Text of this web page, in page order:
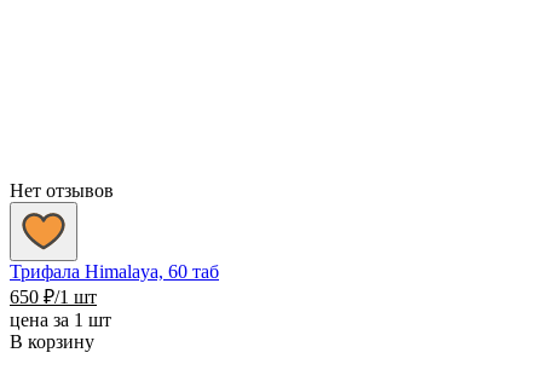
Нет отзывов
Трифала Himalaya, 60 таб
650 ₽/1 шт
цена за 1 шт
В корзину